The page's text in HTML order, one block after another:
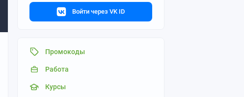
Войти через VK ID
Промокоды
Работа
Курсы